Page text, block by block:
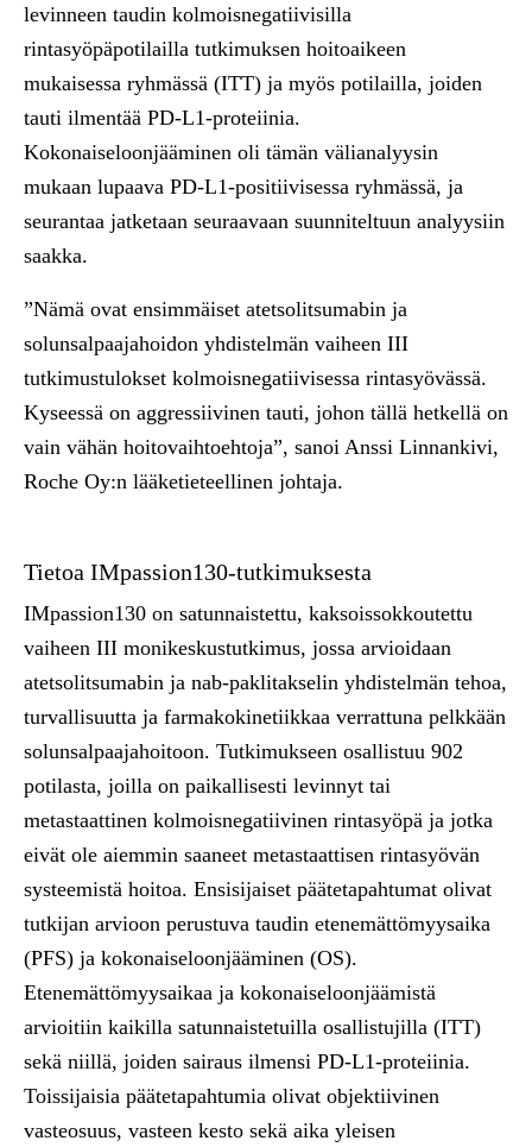
levinneen taudin kolmoisnegatiivisilla
rintasyöpäpotilailla tutkimuksen hoitoaikeen
mukaisessa ryhmässä (ITT) ja myös potilailla, joiden
tauti ilmentää PD-L1-proteiinia.
Kokonaiseloonjääminen oli tämän välianalyysin
mukaan lupaava PD-L1-positiivisessa ryhmässä, ja
seurantaa jatketaan seuraavaan suunniteltuun analyysiin
saakka.
”Nämä ovat ensimmäiset atetsolitsumabin ja
solunsalpaajahoidon yhdistelmän vaiheen III
tutkimustulokset kolmoisnegatiivisessa rintasyövässä.
Kyseessä on aggressiivinen tauti, johon tällä hetkellä on
vain vähän hoitovaihtoehtoja”, sanoi Anssi Linnankivi,
Roche Oy:n lääketieteellinen johtaja.
Tietoa IMpassion130-tutkimuksesta
IMpassion130 on satunnaistettu, kaksoissokkoutettu
vaiheen III monikeskustutkimus, jossa arvioidaan
atetsolitsumabin ja nab-paklitakselin yhdistelmän tehoa,
turvallisuutta ja farmakokinetiikkaa verrattuna pelkkään
solunsalpaajahoitoon. Tutkimukseen osallistuu 902
potilasta, joilla on paikallisesti levinnyt tai
metastaattinen kolmoisnegatiivinen rintasyöpä ja jotka
eivät ole aiemmin saaneet metastaattisen rintasyövän
systeemistä hoitoa. Ensisijaiset päätetapahtumat olivat
tutkijan arvioon perustuva taudin etenemättömyysaika
(PFS) ja kokonaiseloonjääminen (OS).
Etenemättömyysaikaa ja kokonaiseloonjäämistä
arvioitiin kaikilla satunnaistetuilla osallistujilla (ITT)
sekä niillä, joiden sairaus ilmensi PD-L1-proteiinia.
Toissijaisia päätetapahtumia olivat objektiivinen
vasteosuus, vasteen kesto sekä aika yleisen